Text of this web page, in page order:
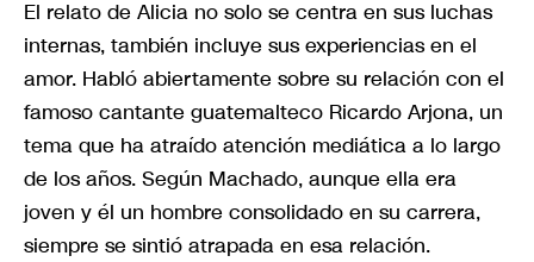
El relato de Alicia no solo se centra en sus luchas
internas, también incluye sus experiencias en el
amor. Habló abiertamente sobre su relación con el
famoso cantante guatemalteco Ricardo Arjona, un
tema que ha atraído atención mediática a lo largo
de los años. Según Machado, aunque ella era
joven y él un hombre consolidado en su carrera,
siempre se sintió atrapada en esa relación.